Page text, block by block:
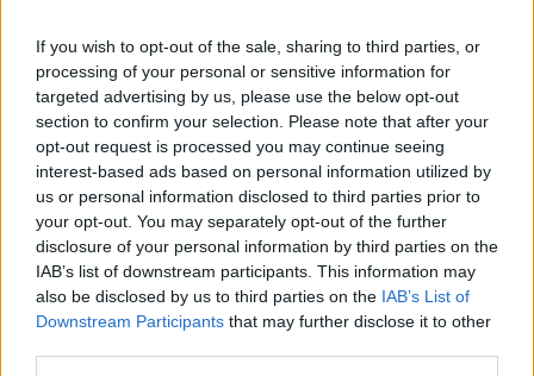
If you wish to opt-out of the sale, sharing to third parties, or
processing of your personal or sensitive information for
targeted advertising by us, please use the below opt-out
section to confirm your selection. Please note that after your
opt-out request is processed you may continue seeing
interest-based ads based on personal information utilized by
us or personal information disclosed to third parties prior to
your opt-out. You may separately opt-out of the further
disclosure of your personal information by third parties on the
IAB’s list of downstream participants. This information may
also be disclosed by us to third parties on the IAB’s List of
Downstream Participants that may further disclose it to other